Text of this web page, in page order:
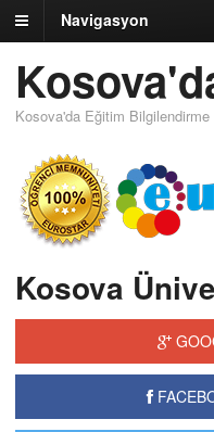
Navigasyon
Kosova'da Eğitim
Kosova